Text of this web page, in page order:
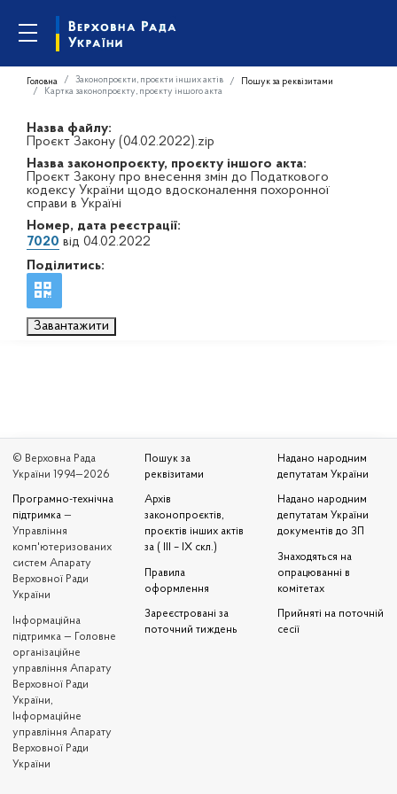
Головна Законопроєкти, проєкти інших актів
Пошук за реквізитами
Картка законопроєкту, проєкту іншого акта
Назва файлу:
Проєкт Закону (04.02.2022).zip
Назва законопроєкту, проєкту іншого акта:
Проєкт Закону про внесення змін до Податкового
кодексу України щодо вдосконалення похоронної
справи в Україні
Номер, дата реєстрації:
7020 від 04.02.2022
Поділитись:
Завантажити
© Верховна Рада
України 1994—2026
Програмно-технічна
підтримка —
Управління
комп'ютеризованих
систем Апарату
Верховної Ради
України
Iнформаційна
підтримка — Головне
організаційне
управління Апарату
Верховної Ради
України,
Інформаційне
управління Апарату
Верховної Ради
України
Пошук за
реквізитами
Архів
законопроєктів,
проєктів інших актів
за ( III – IX скл.)
Правила
оформлення
Зареєстровані за
поточний тиждень
Надано народним
депутатам України
Надано народним
депутатам України
документів до ЗП
Знаходяться на
опрацюванні в
комітетах
Прийняті на поточній
сесії